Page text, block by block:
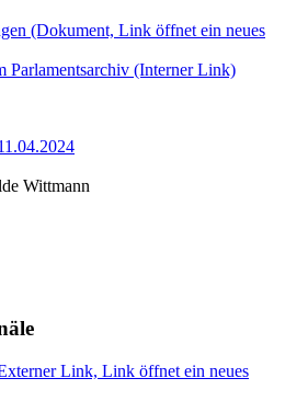
(Dokument, Link öffnet ein neues
Parlamentsarchiv (Interner Link)
Wittmann
Link, Link öffnet ein neues